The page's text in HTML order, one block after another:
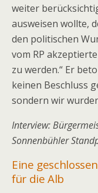
weiter
ausweisen wollte,
den politischen
vom RP
zu werden.“ Er
keinen Beschluss
sondern wir
Interview:
Sonnenbühler
Eine
für die Alb